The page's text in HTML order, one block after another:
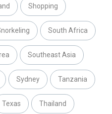
Shopping
South Africa
Southeast Asia
Sydney Tanzania
Texas Thailand